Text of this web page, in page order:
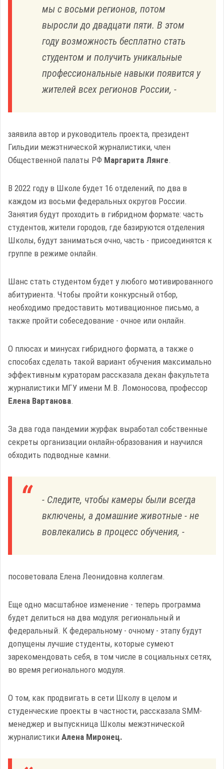
мы с восьми регионов, потом
выросли до двадцати пяти. В этом
году возможность бесплатно стать
студентом и получить уникальные
профессиональные навыки появится у
жителей всех регионов России, -
заявила автор и руководитель проекта, президент
Гильдии межэтнической журналистики, член
Общественной палаты РФ Маргарита Лянге.
В 2022 году в Школе будет 16 отделений, по два в
каждом из восьми федеральных округов России.
Занятия будут проходить в гибридном формате: часть
студентов, жители городов, где базируются отделения
Школы, будут заниматься очно, часть - присоединятся к
группе в режиме онлайн.
Шанс стать студентом будет у любого мотивированного
абитуриента. Чтобы пройти конкурсный отбор,
необходимо предоставить мотивационное письмо, а
также пройти собеседование - очное или онлайн.
О плюсах и минусах гибридного формата, а также о
способах сделать такой вариант обучения максимально
эффективным кураторам рассказала декан факультета
журналистики МГУ имени М.В. Ломоносова, профессор
Елена Вартанова.
За два года пандемии журфак выработал собственные
секреты организации онлайн-образования и научился
обходить подводные камни.
- Следите, чтобы камеры были всегда
включены, а домашние животные - не
вовлекались в процесс обучения, -
посоветовала Елена Леонидовна коллегам.
Еще одно масштабное изменение - теперь программа
будет делиться на два модуля: региональный и
федеральный. К федеральному - очному - этапу будут
допущены лучшие студенты, которые сумеют
зарекомендовать себя, в том числе в социальных сетях,
во время регионального модуля.
О том, как продвигать в сети Школу в целом и
студенческие проекты в частности, рассказала SMM-
менеджер и выпускница Школы межэтнической
журналистики Алена Миронец.